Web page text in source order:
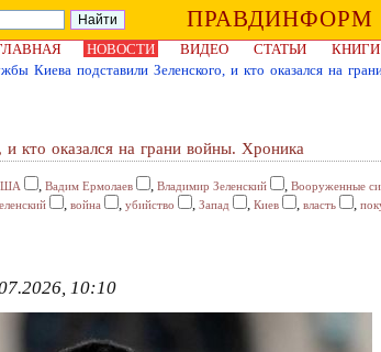
ПРАВДИНФОРМ
НОВОСТИ ВИДЕО СТАТЬИ КНИГИ
Киева подставили Зеленского, и кто оказался на
кто оказался на грани войны. Хроника
, Вадим Ермолаев , Владимир Зеленский , Вооруженные
, война , убийство , Запад , Киев , власть ,
10:10